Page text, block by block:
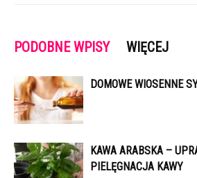
PODOBNE WPISY WIĘCEJ
DOMOWE WIOSENNE
KAWA ARABSKA –
PIELĘGNACJA KAWY